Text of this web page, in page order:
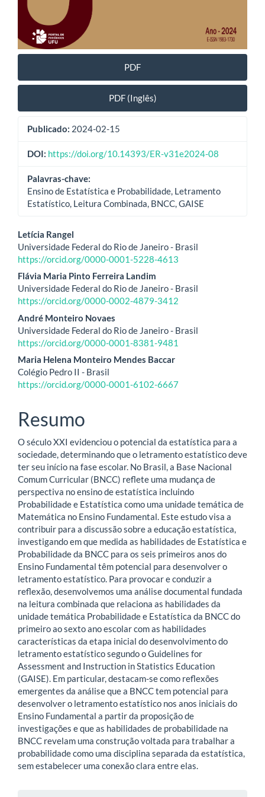
PDF
PDF (Inglês)
Publicado: 2024-02-15
DOI: https://doi.org/10.14393/ER-v31e2024-08
Palavras-chave:
Ensino de Estatística e Probabilidade, Letramento
Estatístico, Leitura Combinada, BNCC, GAISE
Conteúdo
do
artigo
principal
Letícia Rangel
Universidade Federal do Rio de Janeiro - Brasil
https://orcid.org/0000-0001-5228-4613
Flávia Maria Pinto Ferreira Landim
Universidade Federal do Rio de Janeiro - Brasil
https://orcid.org/0000-0002-4879-3412
André Monteiro Novaes
Universidade Federal do Rio de Janeiro - Brasil
https://orcid.org/0000-0001-8381-9481
Maria Helena Monteiro Mendes Baccar
Colégio Pedro II - Brasil
https://orcid.org/0000-0001-6102-6667
Resumo
O século XXI evidenciou o potencial da estatística para a
sociedade, determinando que o letramento estatístico deve
ter seu início na fase escolar. No Brasil, a Base Nacional
Comum Curricular (BNCC) reflete uma mudança de
perspectiva no ensino de estatística incluindo
Probabilidade e Estatística como uma unidade temática de
Matemática no Ensino Fundamental. Este estudo visa a
contribuir para a discussão sobre a educação estatística,
investigando em que medida as habilidades de Estatística e
Probabilidade da BNCC para os seis primeiros anos do
Ensino Fundamental têm potencial para desenvolver o
letramento estatístico. Para provocar e conduzir a
reflexão, desenvolvemos uma análise documental fundada
na leitura combinada que relaciona as habilidades da
unidade temática Probabilidade e Estatística da BNCC do
primeiro ao sexto ano escolar com as habilidades
características da etapa inicial do desenvolvimento do
letramento estatístico segundo o Guidelines for
Assessment and Instruction in Statistics Education
(GAISE). Em particular, destacam-se como reflexões
emergentes da análise que a BNCC tem potencial para
desenvolver o letramento estatístico nos anos iniciais do
Ensino Fundamental a partir da proposição de
investigações e que as habilidades de probabilidade na
BNCC revelam uma construção voltada para trabalhar a
probabilidade como uma disciplina separada da estatística,
sem estabelecer uma conexão clara entre elas.